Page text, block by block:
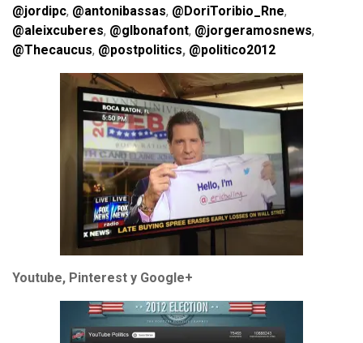
@jordipc, @antonibassas, @DoriToribio_Rne,
@aleixcuberes, @glbonafont, @jorgeramosnews,
@Thecaucus, @postpolitics, @politico2012
Youtube, Pinterest y Google+